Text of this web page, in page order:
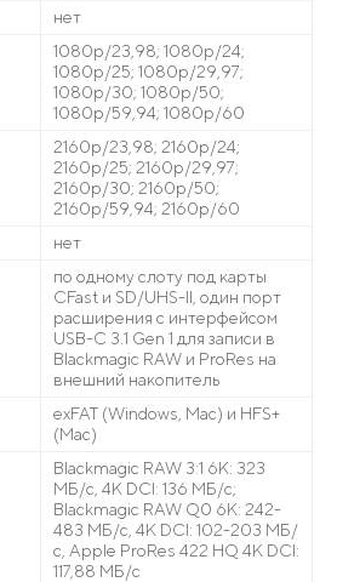
нет
1080p/23,98; 1080p/24;
1080p/25; 1080p/29,97;
1080p/30; 1080p/50;
1080p/59,94; 1080p/60
2160p/23,98; 2160p/24;
2160p/25; 2160p/29,97;
2160p/30; 2160p/50;
2160p/59,94; 2160p/60
нет
по одному слоту под карты
CFast и SD/UHS-II, один порт
расширения с интерфейсом
USB-C 3.1 Gen 1 для записи в
Blackmagic RAW и ProRes на
внешний накопитель
exFAT (Windows, Mac) и HFS+
(Mac)
Blackmagic RAW 3:1 6K: 323
МБ/с, 4K DCI: 136 МБ/с;
Blackmagic RAW Q0 6K: 242-
483 МБ/с, 4K DCI: 102-203 МБ/
с, Apple ProRes 422 HQ 4K DCI:
117,88 МБ/с